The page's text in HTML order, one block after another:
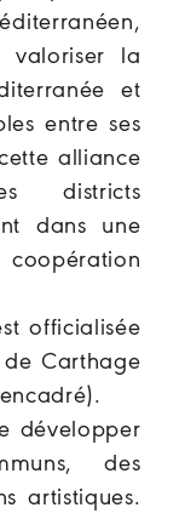
valoriser la
et
entre ses
alliance
districts
dans une
officialisée
Carthage
.
développer
des
artistiques.